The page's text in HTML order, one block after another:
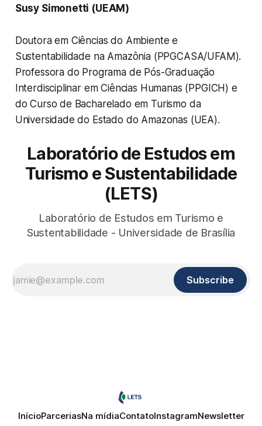
Susy Simonetti (UEAM)
Doutora em Ciências do Ambiente e
Sustentabilidade na Amazônia (PPGCASA/UFAM).
Professora do Programa de Pós-Graduação
Interdisciplinar em Ciências Humanas (PPGICH) e
do Curso de Bacharelado em Turismo da
Universidade do Estado do Amazonas (UEA).
Laboratório de Estudos em
Turismo e Sustentabilidade
(LETS)
Laboratório de Estudos em Turismo e
Sustentabilidade - Universidade de Brasília
Subscribe
InícioParceriasNa mídiaContatoInstagramNewsletter